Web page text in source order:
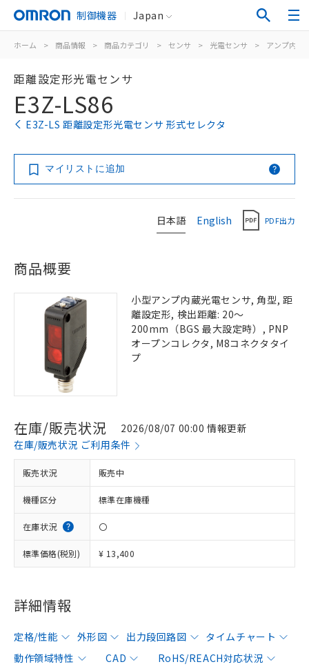
制御機器 Japan
ホーム > 商品情報 > 商品カテゴリ > センサ > 光電センサ > アンプ内蔵
距離設定形光電センサ
E3Z-LS86
E3Z-LS 距離設定形光電センサ 形式セレクタ
マイリストに追加
日本語 English PDF出力
商品概要
小型アンプ内蔵光電センサ, 角型, 距
離設定形, 検出距離: 20～
200mm（BGS 最大設定時）, PNP
オープンコレクタ, M8コネクタタイ
プ
在庫/販売状況
2026/08/07 00:00 情報更新
在庫/販売状況 ご利用条件
販売状況 販売中
機種区分 標準在庫機種
在庫状況 〇
標準価格(税別) ¥ 13,400
詳細情報
定格/性能 外形図 出力段回路図
タイムチャート
動作領域特性
CAD
RoHS/REACH対応状況